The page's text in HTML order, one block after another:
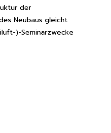
der
Neubaus gleicht
)-Seminarzwecke